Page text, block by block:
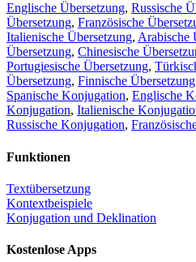
Englische Übersetzung, Russische
Übersetzung, Französische
Italienische Übersetzung, Arabische
Übersetzung, Chinesische
Portugiesische Übersetzung,
Übersetzung, Finnische Übersetzung
Spanische Konjugation, Englische
Konjugation, Italienische
Russische Konjugation,
Funktionen
Textübersetzung
Kontextbeispiele
Konjugation und Deklination
Kostenlose Apps